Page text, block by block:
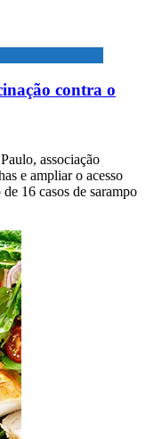
contra o
associação
e ampliar o acesso
16 casos de sarampo